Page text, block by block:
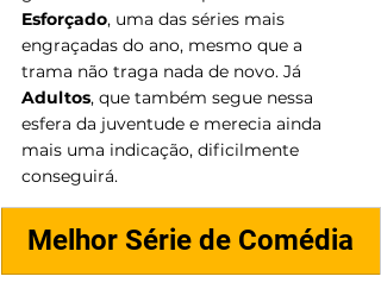
Esforçado, uma das séries mais
engraçadas do ano, mesmo que a
trama não traga nada de novo. Já
Adultos, que também segue nessa
esfera da juventude e merecia ainda
mais uma indicação, dificilmente
conseguirá.
Melhor Série de Comédia